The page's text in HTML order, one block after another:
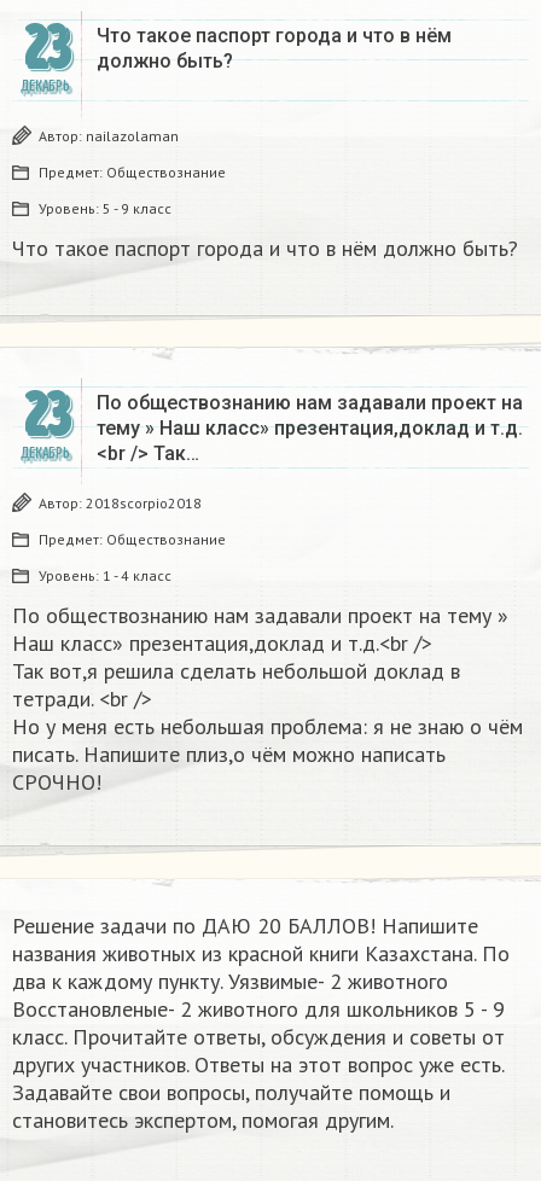
23
ДЕКАБРЬ
Что такое паспорт города и что в нём
должно быть?
Автор: nailazolaman
Предмет: Обществознание
Уровень: 5 - 9 класс
Что такое паспорт города и что в нём должно быть?
23
ДЕКАБРЬ
По обществознанию нам задавали проект на
тему » Наш класс» презентация,доклад и т.д.
<br /> Так…
Автор: 2018scorpio2018
Предмет: Обществознание
Уровень: 1 - 4 класс
По обществознанию нам задавали проект на тему »
Наш класс» презентация,доклад и т.д.<br />
Так вот,я решила сделать небольшой доклад в
тетради. <br />
Но у меня есть небольшая проблема: я не знаю о чём
писать. Напишите плиз,о чём можно написать
СРОЧНО!
Решение задачи по ДАЮ 20 БАЛЛОВ! Напишите
названия животных из красной книги Казахстана. По
два к каждому пункту. Уязвимые- 2 животного
Восстановленые- 2 животного для школьников 5 - 9
класс. Прочитайте ответы, обсуждения и советы от
других участников. Ответы на этот вопрос уже есть.
Задавайте свои вопросы, получайте помощь и
становитесь экспертом, помогая другим.